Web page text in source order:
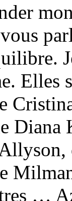
Elles
Diana
…